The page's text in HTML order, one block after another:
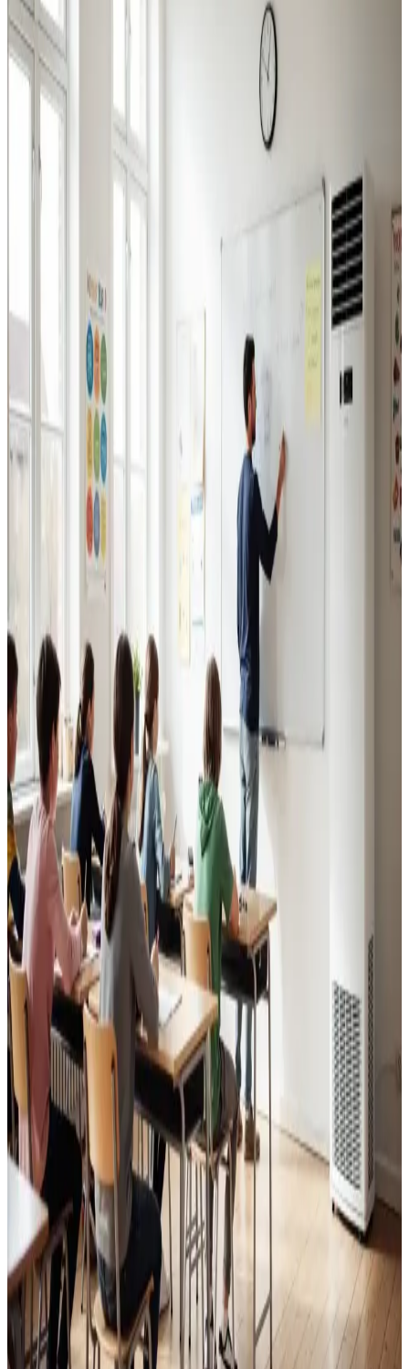
Industriventilation
Ventilation til fabrikker, haller og lagerbygninger i
Tinglev. Professionel dimensionering.
Erhvervsventilation
Kontorer, klinikker, butikker og restauranter i Tinglev.
Godt indeklima for alle.
Læs mere
Skoleventilation
Frisk luft og bedre koncentration i skoler og institutioner
i Tinglev.